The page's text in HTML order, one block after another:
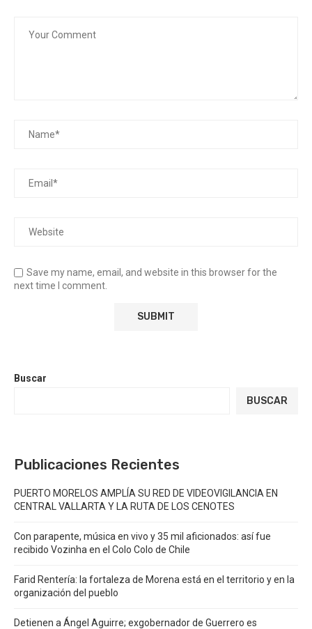
Save my name, email, and website in this browser for the
next time I comment.
Buscar
BUSCAR
Publicaciones Recientes
PUERTO MORELOS AMPLÍA SU RED DE VIDEOVIGILANCIA EN
CENTRAL VALLARTA Y LA RUTA DE LOS CENOTES
Con parapente, música en vivo y 35 mil aficionados: así fue
recibido Vozinha en el Colo Colo de Chile
Farid Rentería: la fortaleza de Morena está en el territorio y en la
organización del pueblo
Detienen a Ángel Aguirre; exgobernador de Guerrero es